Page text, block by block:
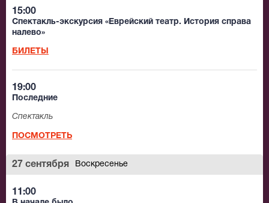
15:00
Спектакль-экскурсия «Еврейский театр. История справа
налево»
БИЛЕТЫ
19:00
Последние
Спектакль
ПОСМОТРЕТЬ
27 сентября Воскресенье
11:00